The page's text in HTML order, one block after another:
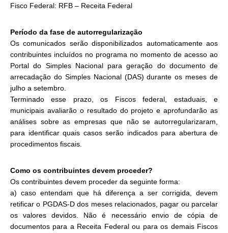
Fisco Federal: RFB – Receita Federal
Período da fase de autorregularização
Os comunicados serão disponibilizados automaticamente aos
contribuintes incluídos no programa no momento de acesso ao
Portal do Simples Nacional para geração do documento de
arrecadação do Simples Nacional (DAS) durante os meses de
julho a setembro.
Terminado esse prazo, os Fiscos federal, estaduais, e
municipais avaliarão o resultado do projeto e aprofundarão as
análises sobre as empresas que não se autorregularizaram,
para identificar quais casos serão indicados para abertura de
procedimentos fiscais.
Como os contribuintes devem proceder?
Os contribuintes devem proceder da seguinte forma:
a) caso entendam que há diferença a ser corrigida, devem
retificar o PGDAS-D dos meses relacionados, pagar ou parcelar
os valores devidos. Não é necessário envio de cópia de
documentos para a Receita Federal ou para os demais Fiscos